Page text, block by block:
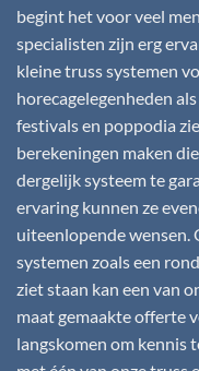
begint het voor veel
specialisten zijn erg
kleine truss systemen
horecagelegenheden
festivals en poppodia
berekeningen maken
dergelijk systeem te
ervaring kunnen ze
uiteenlopende wensen.
systemen zoals een
ziet staan kan een van
maat gemaakte offerte
langskomen om kennis